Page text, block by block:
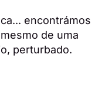
encontrámos
de uma
perturbado.